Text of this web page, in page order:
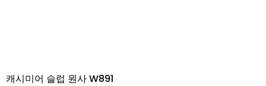
캐시미어 슬럽 원사 W891